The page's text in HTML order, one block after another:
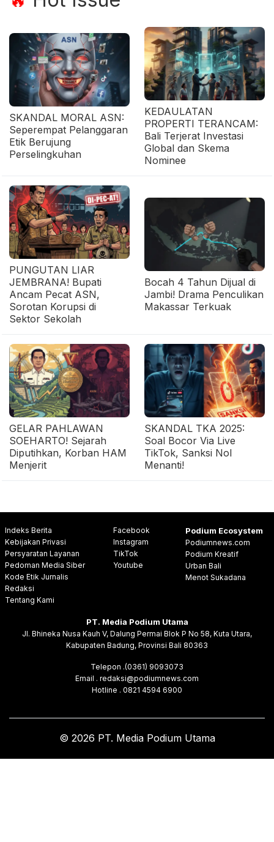
SKANDAL MORAL ASN:
Seperempat Pelanggaran
Etik Berujung
Perselingkuhan
KEDAULATAN
PROPERTI TERANCAM:
Bali Terjerat Investasi
Global dan Skema
Nominee
PUNGUTAN LIAR
JEMBRANA! Bupati
Ancam Pecat ASN,
Sorotan Korupsi di
Sektor Sekolah
Bocah 4 Tahun Dijual di
Jambi! Drama Penculikan
Makassar Terkuak
GELAR PAHLAWAN
SOEHARTO! Sejarah
Diputihkan, Korban HAM
Menjerit
SKANDAL TKA 2025:
Soal Bocor Via Live
TikTok, Sanksi Nol
Menanti!
Indeks Berita
Kebijakan Privasi
Persyaratan Layanan
Pedoman Media Siber
Kode Etik Jurnalis
Redaksi
Tentang Kami
Facebook
Instagram
TikTok
Youtube
Podium Ecosystem
Podiumnews.com
Podium Kreatif
Urban Bali
Menot Sukadana
PT. Media Podium Utama
Jl. Bhineka Nusa Kauh V, Dalung Permai Blok P No 58, Kuta Utara,
Kabupaten Badung, Provinsi Bali 80363
Telepon .(0361) 9093073
Email . redaksi@podiumnews.com
Hotline . 0821 4594 6900
© 2026 PT. Media Podium Utama